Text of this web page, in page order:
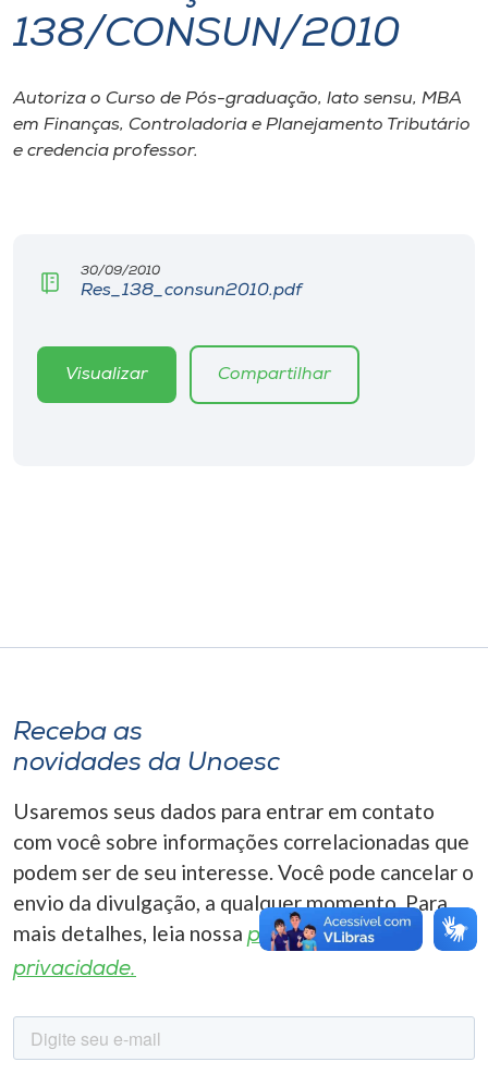
I.nova
Diplomados
Editora
A+
138/CONSUN/2010
Autoriza o Curso de Pós-graduação, lato sensu, MBA
em Finanças, Controladoria e Planejamento Tributário
e credencia professor.
30/09/2010
Res_138_consun2010.pdf
Visualizar Compartilhar
Receba as
novidades da Unoesc
Usaremos seus dados para entrar em contato
com você sobre informações correlacionadas que
podem ser de seu interesse. Você pode cancelar o
envio da divulgação, a qualquer momento. Para
mais detalhes, leia nossa política de
privacidade.